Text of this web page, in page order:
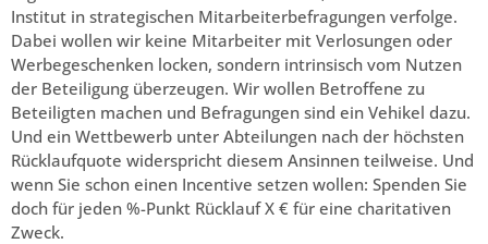
Institut in strategischen Mitarbeiterbefragungen verfolge.
Dabei wollen wir keine Mitarbeiter mit Verlosungen oder
Werbegeschenken locken, sondern intrinsisch vom Nutzen
der Beteiligung überzeugen. Wir wollen Betroffene zu
Beteiligten machen und Befragungen sind ein Vehikel dazu.
Und ein Wettbewerb unter Abteilungen nach der höchsten
Rücklaufquote widerspricht diesem Ansinnen teilweise. Und
wenn Sie schon einen Incentive setzen wollen: Spenden Sie
doch für jeden %-Punkt Rücklauf X € für eine charitativen
Zweck.